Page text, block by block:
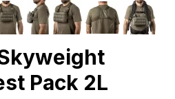
Pack 2L